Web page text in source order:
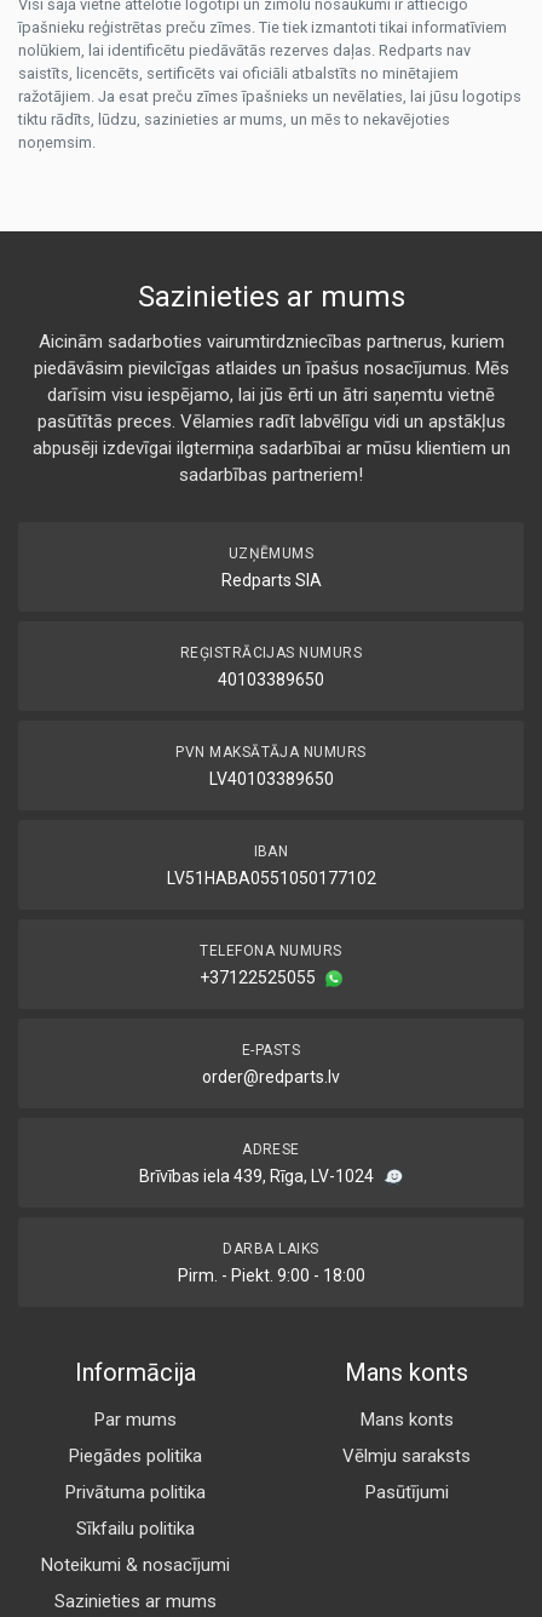
Visi šajā vietnē attēlotie logotipi un zīmolu nosaukumi ir attiecīgo
īpašnieku reģistrētas preču zīmes. Tie tiek izmantoti tikai informatīviem
nolūkiem, lai identificētu piedāvātās rezerves daļas. Redparts nav
saistīts, licencēts, sertificēts vai oficiāli atbalstīts no minētajiem
ražotājiem. Ja esat preču zīmes īpašnieks un nevēlaties, lai jūsu logotips
tiktu rādīts, lūdzu, sazinieties ar mums, un mēs to nekavējoties
noņemsim.
Sazinieties ar mums
Aicinām sadarboties vairumtirdzniecības partnerus, kuriem
piedāvāsim pievilcīgas atlaides un īpašus nosacījumus. Mēs
darīsim visu iespējamo, lai jūs ērti un ātri saņemtu vietnē
pasūtītās preces. Vēlamies radīt labvēlīgu vidi un apstākļus
abpusēji izdevīgai ilgtermiņa sadarbībai ar mūsu klientiem un
sadarbības partneriem!
UZŅĒMUMS
Redparts SIA
REĢISTRĀCIJAS NUMURS
40103389650
PVN MAKSĀTĀJA NUMURS
LV40103389650
IBAN
LV51HABA0551050177102
TELEFONA NUMURS
+37122525055
E-PASTS
order@redparts.lv
ADRESE
Brīvības iela 439, Rīga, LV-1024
DARBA LAIKS
Pirm. - Piekt. 9:00 - 18:00
Informācija
Par mums
Piegādes politika
Privātuma politika
Sīkfailu politika
Noteikumi & nosacījumi
Sazinieties ar mums
Mans konts
Mans konts
Vēlmju saraksts
Pasūtījumi